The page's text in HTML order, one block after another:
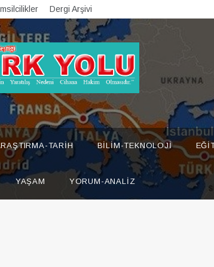
Dergi Arşivi
Dergisi
TARIH BILIM-TEKNOLOJI
YAŞAM YORUM-ANALIZ